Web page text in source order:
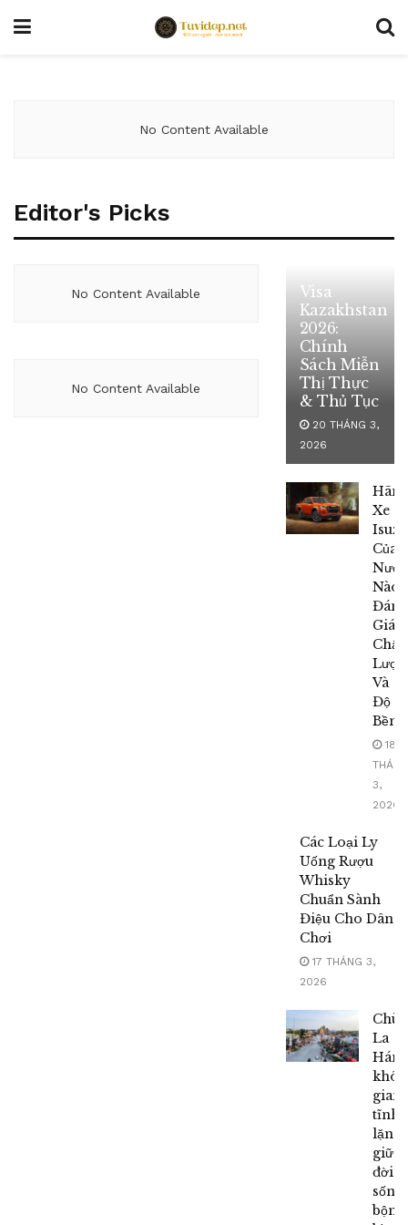
No Content Available
Editor's Picks
No Content Available
No Content Available
Visa
Kazakhstan
2026:
Chính
Sách Miễn
Thị Thực
& Thủ Tục
20 THÁNG 3,
2026
Hãng
Xe
Isuzu
Của
Nước
Nào?
Đánh
Giá
Chất
Và
Độ
Bền
18
THÁNG
3,
2026
Các Loại Ly
Uống Rượu
Whisky
Chuẩn Sành
Điệu Cho Dân
Chơi
17 THÁNG 3,
2026
Chùa
La
Hán,
gian
tĩnh
lặng
giữa
đời
sống
bộn